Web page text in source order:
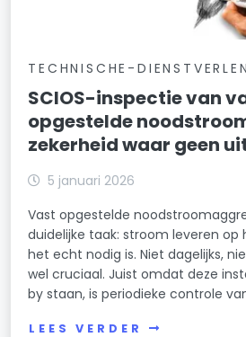
TECHNISCHE-
SCIOS-inspectie van
opgestelde
zekerheid waar geen
5 januari 2026
Vast opgestelde
duidelijke taak: stroom leveren
het echt nodig is. Niet dagelijks,
wel cruciaal. Juist omdat deze
by staan, is periodieke controle
LEES VERDER